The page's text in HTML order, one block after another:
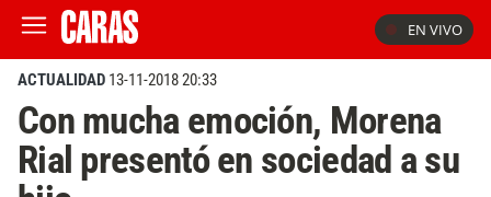
EN VIVO
ACTUALIDAD 13-11-2018 20:33
Con mucha emoción, Morena
Rial presentó en sociedad a su